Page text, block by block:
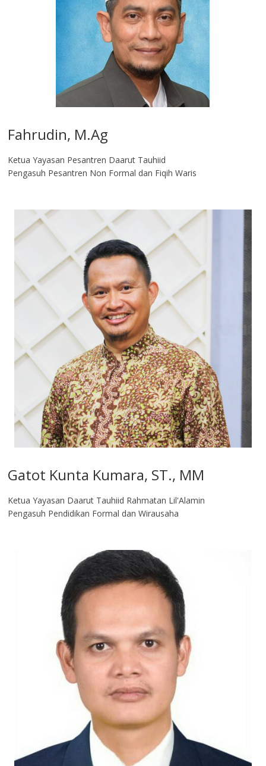
Fahrudin, M.Ag​
Ketua Yayasan Pesantren Daarut Tauhiid
Pengasuh Pesantren Non Formal dan Fiqih Waris
Gatot Kunta Kumara, ST., MM
Ketua Yayasan Daarut Tauhiid Rahmatan Lil'Alamin
Pengasuh Pendidikan Formal dan Wirausaha